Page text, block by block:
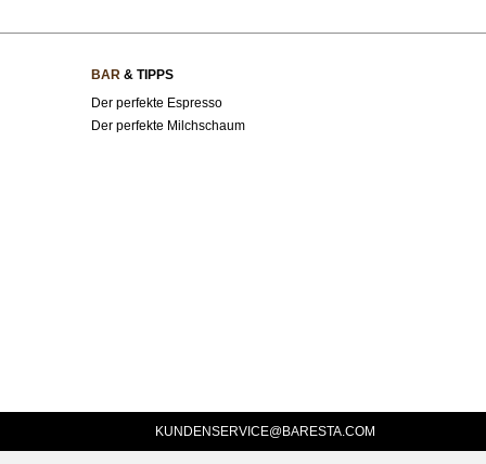
BAR& TIPPS
Der perfekte Espresso
Der perfekte Milchschaum
KUNDENSERVICE@BARESTA.COM